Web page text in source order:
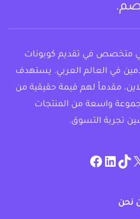
متخصص في تقديم كوبونات
في العالم العربي. يستهدف
مقدماً لهم قيمة حقيقية من
واسعة من المنتجات
تجربة التسوق.
TikTok
linkedin
facebook
نحن